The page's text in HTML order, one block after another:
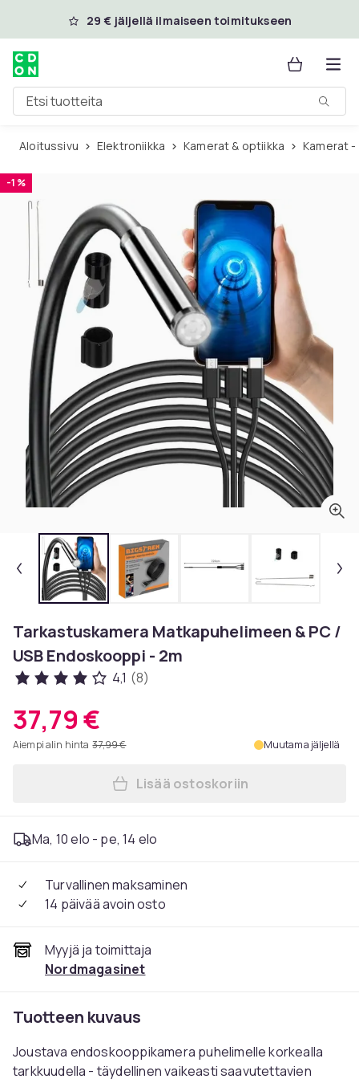
Ohita ja siirry pääsisältöön
29 € jäljellä ilmaiseen toimitukseen
Etsi tuotteita
Aloitussivu Elektroniikka Kamerat & optiikka Kamerat
-1 %
Tarkastuskamera Matkapuhelimeen & PC /
USB Endoskooppi - 2m
4,1 (8)
37,79 €
Aiempi alin hinta 37,99 € Muutama jäljellä
Lisää Tarkastuskamera
Lisää ostoskoriin
Ma, 10 elo - pe, 14 elo
Turvallinen maksaminen
14 päivää avoin osto
Myyjä ja toimittaja
Nordmagasinet
Tuotteen kuvaus
Joustava endoskooppikamera puhelimelle korkealla
tarkkuudella - täydellinen vaikeasti saavutettavien